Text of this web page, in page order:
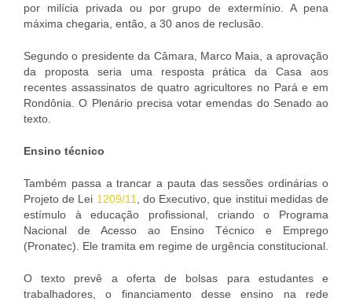
por milícia privada ou por grupo de extermínio. A pena
máxima chegaria, então, a 30 anos de reclusão.
Segundo o presidente da Câmara, Marco Maia, a aprovação
da proposta seria uma resposta prática da Casa aos
recentes assassinatos de quatro agricultores no Pará e em
Rondônia. O Plenário precisa votar emendas do Senado ao
texto.
Ensino técnico
Também passa a trancar a pauta das sessões ordinárias o
Projeto de Lei 1209/11
, do Executivo, que institui medidas de
estímulo à educação profissional, criando o Programa
Nacional de Acesso ao Ensino Técnico e Emprego
(Pronatec). Ele tramita em regime de urgência constitucional.
O texto prevê a oferta de bolsas para estudantes e
trabalhadores, o financiamento desse ensino na rede